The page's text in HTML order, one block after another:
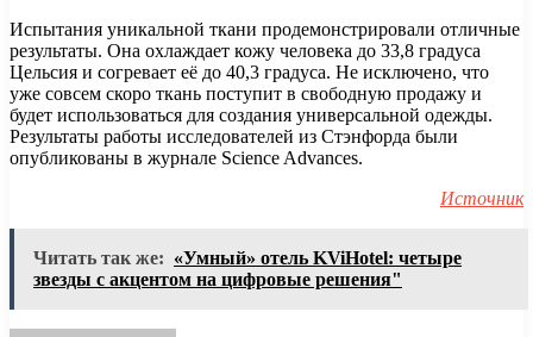
Испытания уникальной ткани продемонстрировали отличные
результаты. Она охлаждает кожу человека до 33,8 градуса
Цельсия и согревает её до 40,3 градуса. Не исключено, что
уже совсем скоро ткань поступит в свободную продажу и
будет использоваться для создания универсальной одежды.
Результаты работы исследователей из Стэнфорда были
опубликованы в журнале Science Advances.
Источник
Читать так же: «Умный» отель KViHotel: четыре
звезды с акцентом на цифровые решения"